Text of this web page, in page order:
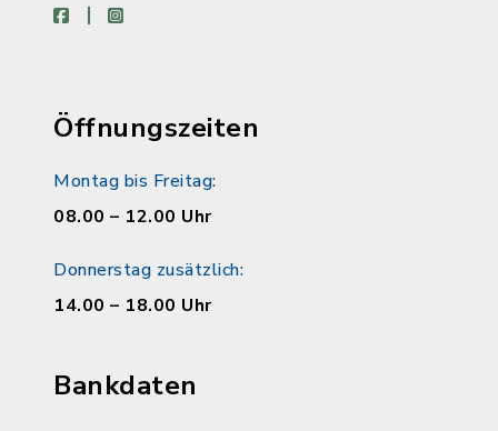
facebookinstagram
Öffnungszeiten
Montag bis Freitag:
08.00 – 12.00 Uhr
Donnerstag zusätzlich:
14.00 – 18.00 Uhr
Bankdaten